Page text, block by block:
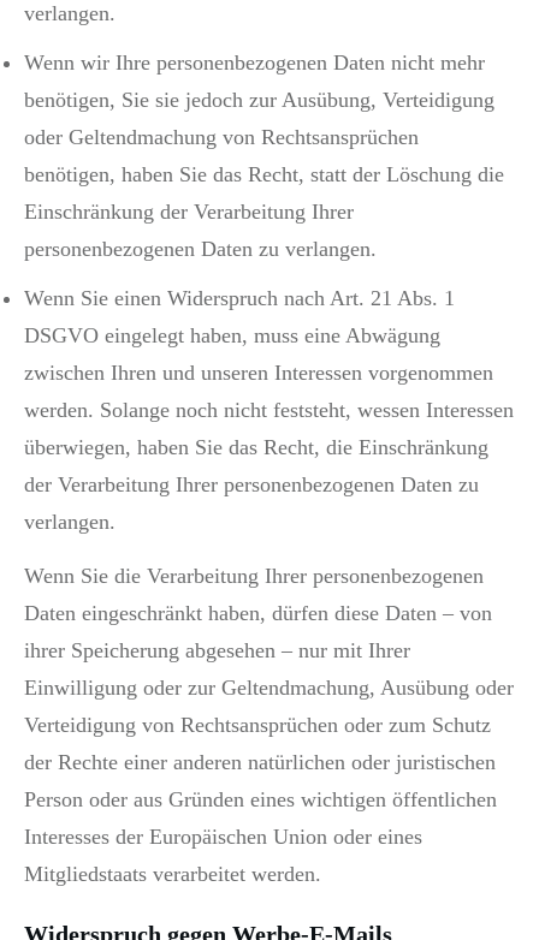
verlangen.
Wenn wir Ihre personenbezogenen Daten nicht mehr
benötigen, Sie sie jedoch zur Ausübung, Verteidigung
oder Geltendmachung von Rechtsansprüchen
benötigen, haben Sie das Recht, statt der Löschung die
Einschränkung der Verarbeitung Ihrer
personenbezogenen Daten zu verlangen.
Wenn Sie einen Widerspruch nach Art. 21 Abs. 1
DSGVO eingelegt haben, muss eine Abwägung
zwischen Ihren und unseren Interessen vorgenommen
werden. Solange noch nicht feststeht, wessen Interessen
überwiegen, haben Sie das Recht, die Einschränkung
der Verarbeitung Ihrer personenbezogenen Daten zu
verlangen.
Wenn Sie die Verarbeitung Ihrer personenbezogenen
Daten eingeschränkt haben, dürfen diese Daten – von
ihrer Speicherung abgesehen – nur mit Ihrer
Einwilligung oder zur Geltendmachung, Ausübung oder
Verteidigung von Rechtsansprüchen oder zum Schutz
der Rechte einer anderen natürlichen oder juristischen
Person oder aus Gründen eines wichtigen öffentlichen
Interesses der Europäischen Union oder eines
Mitgliedstaats verarbeitet werden.
Widerspruch gegen Werbe-E-Mails